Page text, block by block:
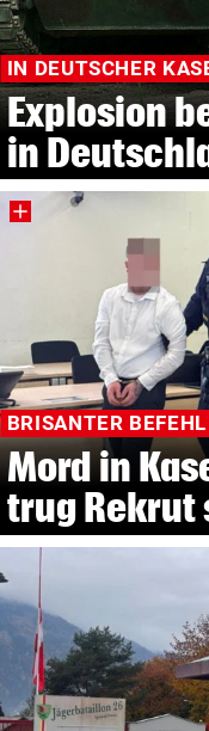
IN DEUTSCHER
Explosion
in
BRISANTER BEFEHL
Mord in
trug Rekrut